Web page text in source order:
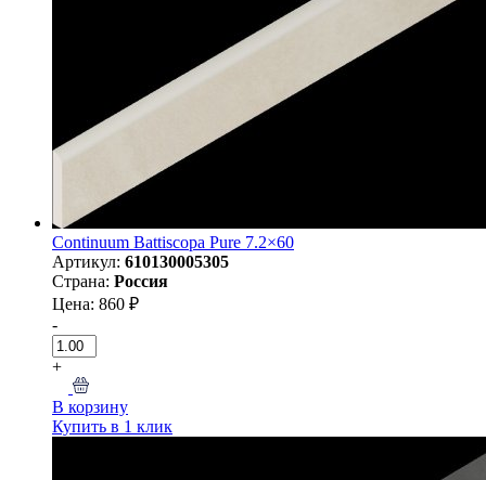
Continuum Battiscopa Pure 7.2×60
Артикул: 610130005305
Страна: Россия
Цена: 860 ₽
-
+
В корзину
Купить в 1 клик